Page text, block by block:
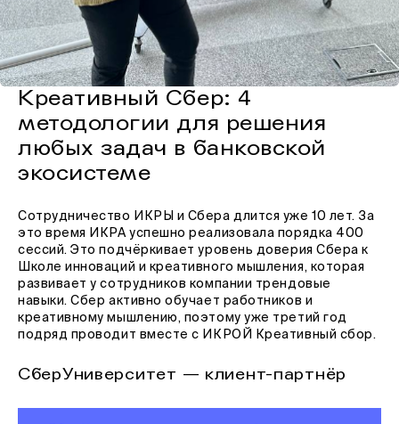
Креативный Сбер: 4
методологии для решения
любых задач в банковской
экосистеме
Сотрудничество ИКРЫ и Сбера длится уже 10 лет. За
это время ИКРА успешно реализовала порядка 400
сессий. Это подчёркивает уровень доверия Сбера к
Школе инноваций и креативного мышления, которая
развивает у сотрудников компании трендовые
навыки. Сбер активно обучает работников и
креативному мышлению, поэтому уже третий год
подряд проводит вместе с ИКРОЙ Креативный сбор.
СберУниверситет — клиент-партнёр